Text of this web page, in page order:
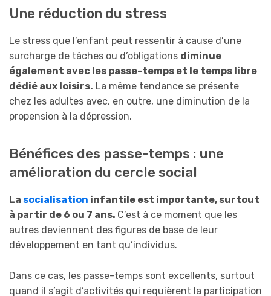
Une réduction du stress
Le stress que l’enfant peut ressentir à cause d’une
surcharge de tâches ou d’obligations diminue
également avec les passe-temps et le temps libre
dédié aux loisirs. La même tendance se présente
chez les adultes avec, en outre, une diminution de la
propension à la dépression.
Bénéfices des passe-temps : une
amélioration du cercle social
La socialisation infantile est importante, surtout
à partir de 6 ou 7 ans. C’est à ce moment que les
autres deviennent des figures de base de leur
développement en tant qu’individus.
Dans ce cas, les passe-temps sont excellents, surtout
quand il s’agit d’activités qui requièrent la participation